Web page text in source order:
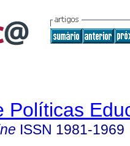
Políticas
ISSN 1981-1969